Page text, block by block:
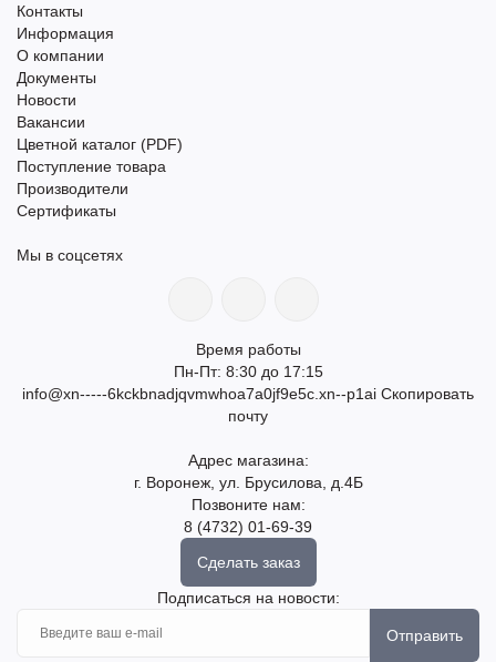
Контакты
Информация
О компании
Документы
Новости
Вакансии
Цветной каталог (PDF)
Поступление товара
Производители
Сертификаты
Мы в соцсетях
Время работы
Пн-Пт: 8:30 до 17:15
info@xn-----6kckbnadjqvmwhoa7a0jf9e5c.xn--p1ai Скопировать
почту
Адрес магазина:
г. Воронеж, ул. Брусилова, д.4Б
Позвоните нам:
8 (4732) 01-69-39
Сделать заказ
Подписаться на новости:
Отправить